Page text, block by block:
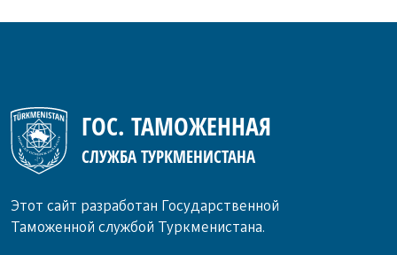
ГОС. ТАМОЖЕННАЯ
СЛУЖБА ТУРКМЕНИСТАНА
Этот сайт разработан Государственной
Таможенной службой Туркменистана.